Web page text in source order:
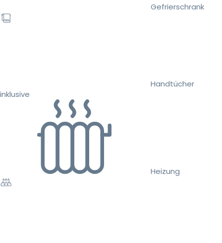
Gefrierschrank
Handtücher
inklusive
Heizung